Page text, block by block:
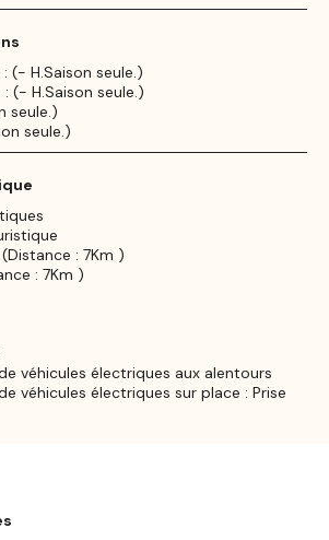
(- H.Saison seule.)
(- H.Saison seule.)
seule.)
seule.)
: 7Km )
: 7Km )
véhicules électriques aux alentours
véhicules électriques sur place : Prise